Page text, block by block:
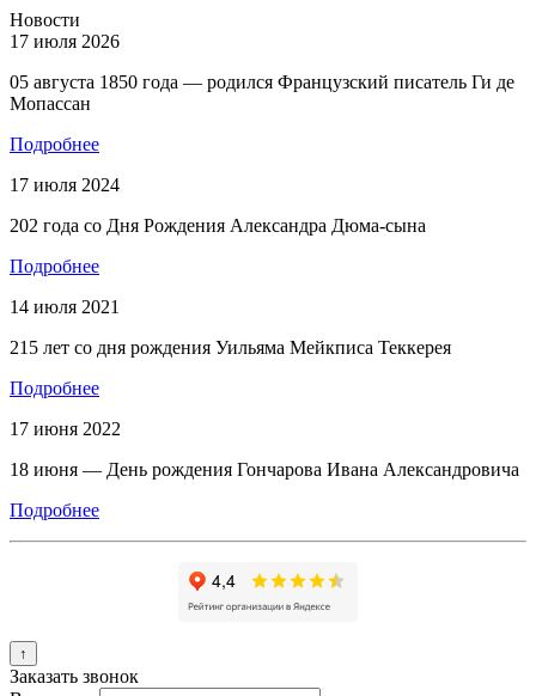
Новости
17 июля 2026
05 августа 1850 года — родился Французский писатель Ги де
Мопассан
Подробнее
17 июля 2024
202 года со Дня Рождения Александра Дюма-сына
Подробнее
14 июля 2021
215 лет со дня рождения Уильяма Мейкписа Теккерея
Подробнее
17 июня 2022
18 июня — День рождения Гончарова Ивана Александровича
Подробнее
↑
Заказать звонок